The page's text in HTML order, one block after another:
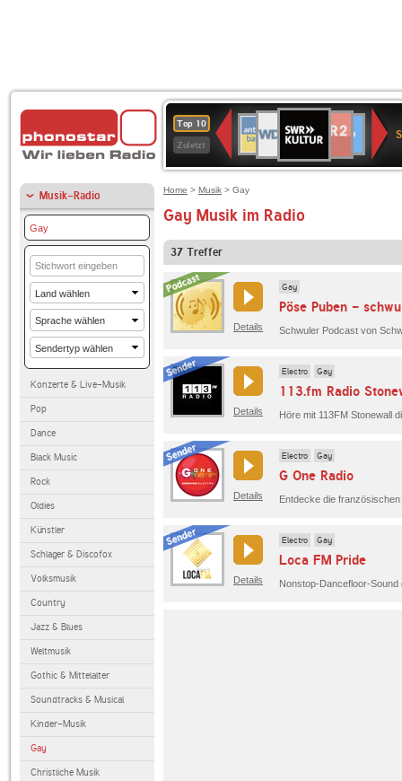
Top 10
Zuletzt
80er
90er
OLDIE
ANTENNE
SWR3
WDR
4
BR-
KLASSIK
Deutschlandfunk
Kultur
ANTENNE
BAYERN
2
Kultur2
Musik-Radio
Gay
Konzerte & Live-Musik
Pop
Dance
Black Music
Rock
Oldies
Künstler
Schlager & Discofox
Volksmusik
Country
Jazz & Blues
Weltmusik
Gothic & Mittelalter
Soundtracks & Musical
Kinder-Musik
Gay
Christliche Musik
Home > Musik > Gay
Gay Musik im Radio
37 Treffer
Details
Gay
Pöse Puben -
Details
Electro Gay
113.fm Radio
Details
Electro Gay
G One Radio
Details
Electro Gay
Loca FM Pride
Nonstop-Dancefloor-